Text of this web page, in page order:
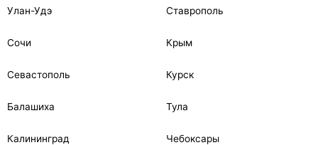
Улан-Удэ Ставрополь
Сочи Крым
Севастополь Курск
Балашиха Тула
Калининград Чебоксары